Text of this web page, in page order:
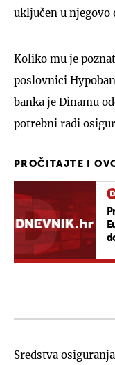
uključen u njegovo
Koliko mu je
poslovnici
banka je Dinamu
potrebni radi
PROČITAJTE I
Sredstva